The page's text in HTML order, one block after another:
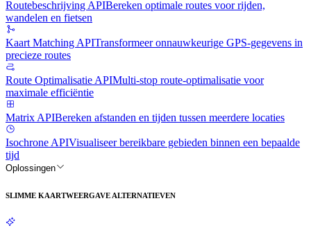
Routebeschrijving APIBereken optimale routes voor rijden,
wandelen en fietsen
Kaart Matching APITransformeer onnauwkeurige GPS-gegevens in
precieze routes
Route Optimalisatie APIMulti-stop route-optimalisatie voor
maximale efficiëntie
Matrix APIBereken afstanden en tijden tussen meerdere locaties
Isochrone APIVisualiseer bereikbare gebieden binnen een bepaalde
tijd
Oplossingen
SLIMME KAARTWEERGAVE ALTERNATIEVEN